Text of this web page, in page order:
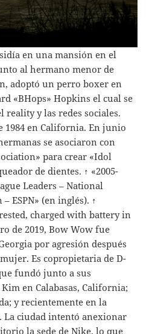
en una mansión en el
al hermano menor de
adoptó un perro boxer en
«BHops» Hopkins el cual se
reality y las redes sociales.
1984 en California. En junio
se asociaron con
para crear «Idol
de dientes. ↑ «2005-
Leaders – National
ESPN» (en inglés). ↑
charged with battery in
de 2019, Bow Wow fue
por agresión después
Es copropietaria de D-
fundó junto a sus
en Calabasas, California;
y recientemente en la
La ciudad intentó anexionar
la sede de Nike, lo que